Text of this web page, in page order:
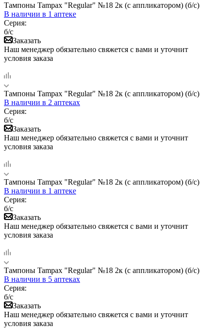
Тампоны Tampax "Regular" №18 2к (с аппликатором) (б/с)
В наличии в 1 аптеке
Серия:
б/с
Заказать
Наш менеджер обязательно свяжется с вами и уточнит
условия заказа
Тампоны Tampax "Regular" №18 2к (с аппликатором) (б/с)
В наличии в 2 аптеках
Серия:
б/с
Заказать
Наш менеджер обязательно свяжется с вами и уточнит
условия заказа
Тампоны Tampax "Regular" №18 2к (с аппликатором) (б/с)
В наличии в 1 аптеке
Серия:
б/с
Заказать
Наш менеджер обязательно свяжется с вами и уточнит
условия заказа
Тампоны Tampax "Regular" №18 2к (с аппликатором) (б/с)
В наличии в 5 аптеках
Серия:
б/с
Заказать
Наш менеджер обязательно свяжется с вами и уточнит
условия заказа